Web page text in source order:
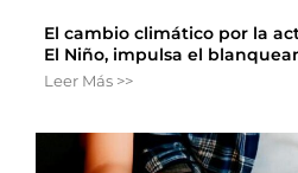
El cambio climático por la
El Niño, impulsa el
Leer Más >>